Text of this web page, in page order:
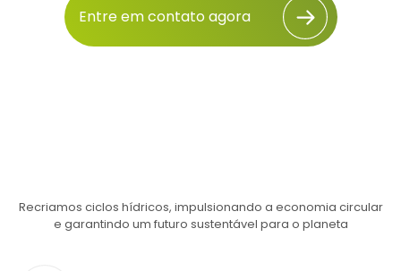
Entre em contato agora
Recriamos ciclos hídricos, impulsionando a economia circular
e garantindo um futuro sustentável para o planeta